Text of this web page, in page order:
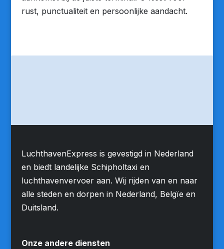
rust, punctualiteit en persoonlijke aandacht.
LuchthavenExpress is gevestigd in Nederland
en biedt landelijke Schipholtaxi en
luchthavenvervoer aan. Wij rijden van en naar
alle steden en dorpen in Nederland, Belgïe en
Duitsland.
Onze andere diensten